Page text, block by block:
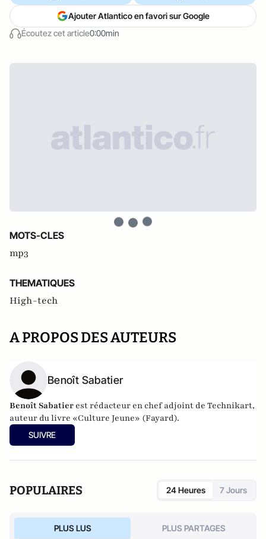
Écoutez cet article0:00min
Ajouter Atlantico en favori sur Google
MOTS-CLES
mp3
THEMATIQUES
High-tech
A PROPOS DES AUTEURS
Benoît Sabatier
Benoît Sabatier est rédacteur en chef adjoint de Technikart,
auteur du livre «Culture Jeune» (Fayard).
SUIVRE
POPULAIRES 24 Heures 7 Jours
PLUS LUS PLUS PARTAGES